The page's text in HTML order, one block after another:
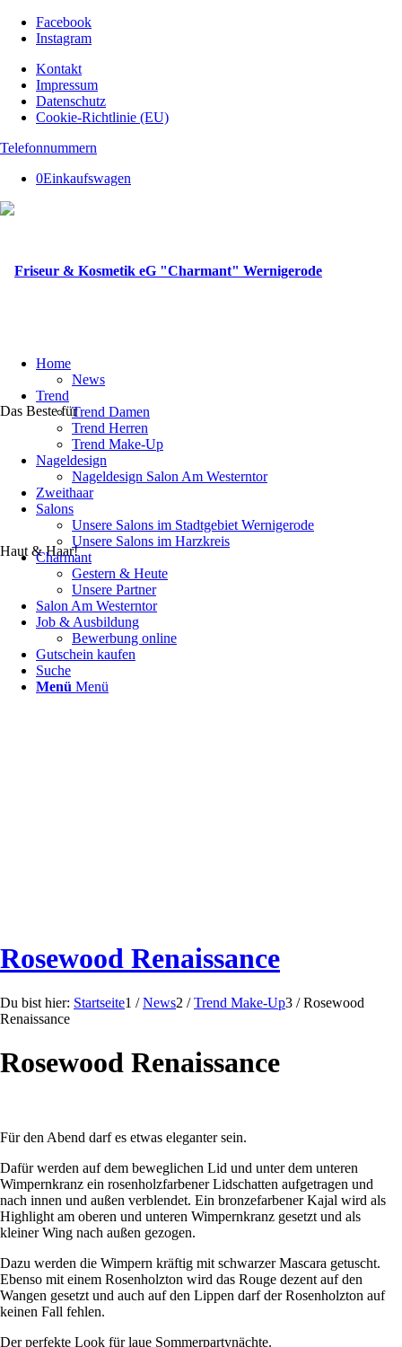
Facebook
Instagram
Kontakt
Impressum
Datenschutz
Cookie-Richtlinie (EU)
Telefonnummern
0Einkaufswagen
Das Beste für
Haut & Haar!
Home
News
Trend
Trend Damen
Trend Herren
Trend Make-Up
Nageldesign
Nageldesign Salon Am Westerntor
Zweithaar
Salons
Unsere Salons im Stadtgebiet Wernigerode
Unsere Salons im Harzkreis
Charmant
Gestern & Heute
Unsere Partner
Salon Am Westerntor
Job & Ausbildung
Bewerbung online
Gutschein kaufen
Suche
Menü Menü
Rosewood Renaissance
Du bist hier: Startseite1 / News2 / Trend Make-Up3 / Rosewood
Renaissance
Rosewood Renaissance
Für den Abend darf es etwas eleganter sein.
Dafür werden auf dem beweglichen Lid und unter dem unteren
Wimpernkranz ein rosenholzfarbener Lidschatten aufgetragen und
nach innen und außen verblendet. Ein bronzefarbener Kajal wird als
Highlight am oberen und unteren Wimpernkranz gesetzt und als
kleiner Wing nach außen gezogen.
Dazu werden die Wimpern kräftig mit schwarzer Mascara getuscht.
Ebenso mit einem Rosenholzton wird das Rouge dezent auf den
Wangen gesetzt und auch auf den Lippen darf der Rosenholzton auf
keinen Fall fehlen.
Der perfekte Look für laue Sommerpartynächte.